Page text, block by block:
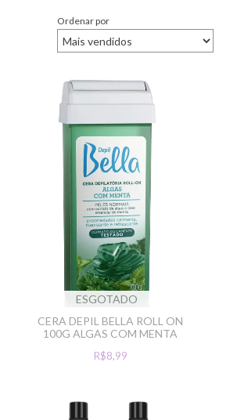
Ordenar por
ESGOTADO
CERA DEPIL BELLA ROLL ON
100G ALGAS COM MENTA
R$8,99